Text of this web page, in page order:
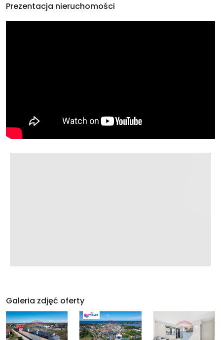
Prezentacja nieruchomości
Galeria zdjęć oferty